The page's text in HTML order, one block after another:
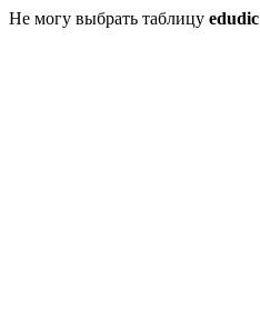
Не могу выбрать таблицу edudic